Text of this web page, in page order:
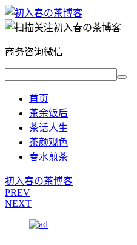
商务咨询微信
首页
茶余饭后
茶话人生
茶颜观色
春水煎茶
初入春の茶博客
PREV
NEXT